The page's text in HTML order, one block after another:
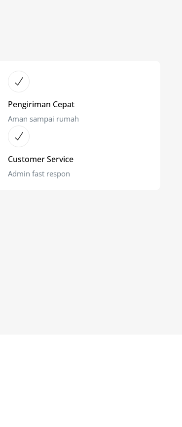
Pengiriman Cepat
Aman sampai rumah
Customer Service
Admin fast respon